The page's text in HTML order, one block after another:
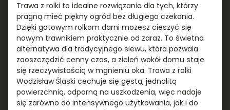
Trawa z rolki to idealne rozwiązanie dla tych, którzy
pragną mieć piękny ogród bez długiego czekania.
Dzięki gotowym rolkom darni możesz cieszyć się
nowym trawnikiem praktycznie od zaraz. To świetna
alternatywa dla tradycyjnego siewu, która pozwala
zaoszczędzić cenny czas, a zieleń wokół domu staje
się rzeczywistością w mgnieniu oka. Trawa z rolki
Wodzisław Śląski cechuje się gęstą, jednolitą
powierzchnią, odporną na uszkodzenia, więc nadaje
się zarówno do intensywnego użytkowania, jak i do